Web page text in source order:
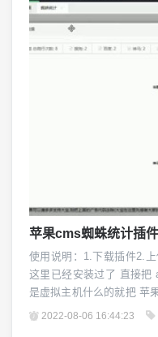
苹果cms蜘蛛统计插
使用说明：1.下载插件2.
这里已经安装过了 直接把
是虚拟主机什么的就把 苹
录 然后解压即可3.初始化
2022-08-06 16:44:23